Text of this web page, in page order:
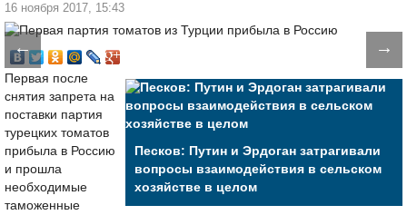
16 ноября 2017, 15:43
← →
Песков: Путин и Эрдоган затрагивали
вопросы взаимодействия в сельском
хозяйстве в целом
Первая после
снятия запрета на
поставки партия
турецких томатов
прибыла в Россию
и прошла
необходимые
таможенные